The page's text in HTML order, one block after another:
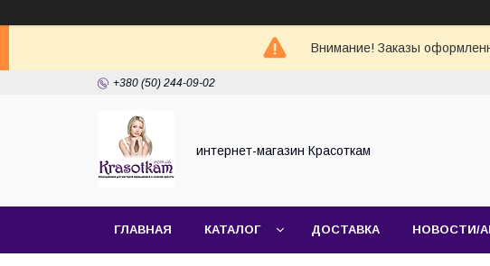
Внимание! Заказы
+380 (50) 244-09-02
интернет-магазин Красоткам
ГЛАВНАЯ КАТАЛОГ ДОСТАВКА НОВОСТИ/